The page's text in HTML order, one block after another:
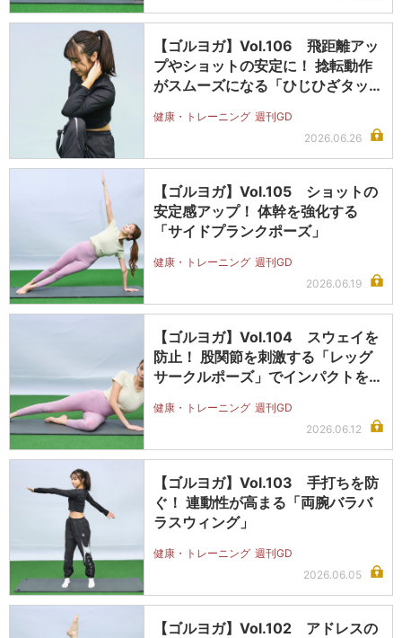
【ゴルヨガ】Vol.106 飛距離アッ
プやショットの安定に！ 捻転動作
がスムーズになる「ひじひざタッ…
健康・トレーニング 週刊GD
2026.06.26
【ゴルヨガ】Vol.105 ショットの
安定感アップ！ 体幹を強化する
「サイドプランクポーズ」
健康・トレーニング 週刊GD
2026.06.19
【ゴルヨガ】Vol.104 スウェイを
防止！ 股関節を刺激する「レッグ
サークルポーズ」でインパクトを…
健康・トレーニング 週刊GD
2026.06.12
【ゴルヨガ】Vol.103 手打ちを防
ぐ！ 連動性が高まる「両腕バラバ
ラスウィング」
健康・トレーニング 週刊GD
2026.06.05
【ゴルヨガ】Vol.102 アドレスの